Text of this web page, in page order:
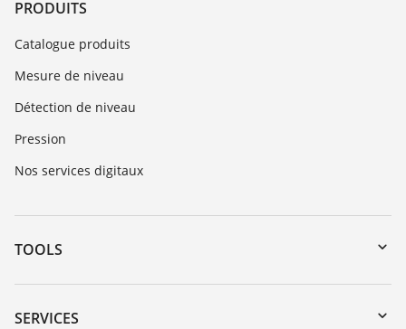
PRODUITS
Catalogue produits
Mesure de niveau
Détection de niveau
Pression
Nos services digitaux
TOOLS
Téléchargements
Recherche par numéro de série
SERVICES